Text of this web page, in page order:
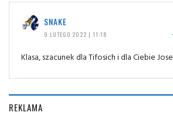
SNAKE
9 LUTEGO 2022 | 11:18
Klasa, szacunek dla Tifosich i dla Ciebie Jose
REKLAMA